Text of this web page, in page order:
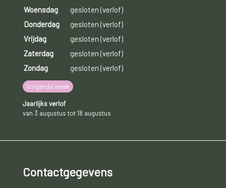
Woensdag
gesloten (verlof)
Donderdag
gesloten (verlof)
Vrijdag
gesloten (verlof)
Zaterdag
gesloten (verlof)
Zondag
gesloten (verlof)
Volgende week
Jaarlijks verlof
van 3 augustus tot 18 augustus
Contactgegevens